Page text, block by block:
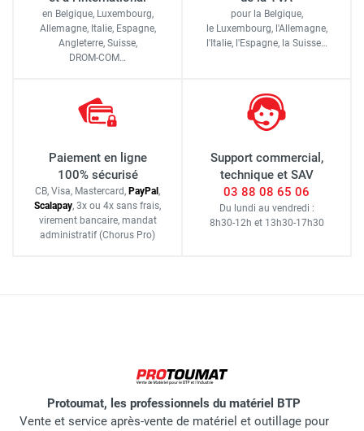
en Belgique, Luxembourg,
Allemagne, Italie, Espagne,
Angleterre, Suisse,
DROM-COM…
pour la Belgique,
le Luxembourg, l'Allemagne,
l'Italie, l'Espagne, la Suisse…
Paiement en ligne
100% sécurisé
CB, Visa, Mastercard, PayPal ,
Scalapay, 3x ou 4x sans frais,
virement bancaire, mandat
administratif (Chorus Pro)
Support commercial,
technique et SAV
03 88 08 65 06
Du lundi au vendredi :
8h30-12h et 13h30-17h30
Protoumat, les professionnels du matériel BTP
Vente et service après-vente de matériel et outillage pour